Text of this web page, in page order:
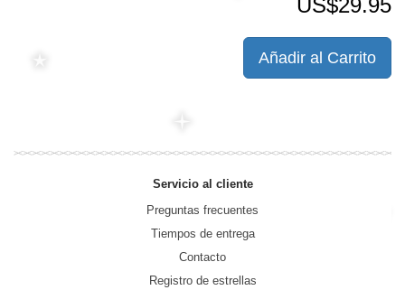
Añadir al Carrito
Servicio al cliente
Preguntas frecuentes
Tiempos de entrega
Contacto
Registro de estrellas